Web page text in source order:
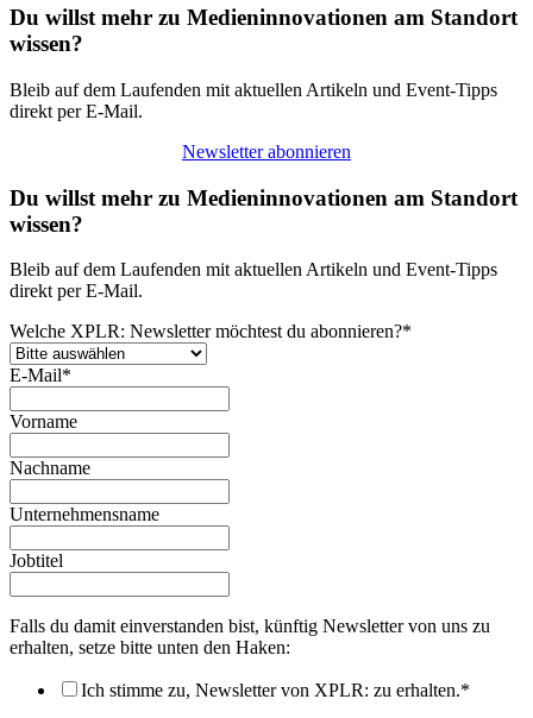
Du willst mehr zu Medieninnovationen am Standort
wissen?
Bleib auf dem Laufenden mit aktuellen Artikeln und Event-Tipps
direkt per E-Mail.
Newsletter abonnieren
Du willst mehr zu Medieninnovationen am Standort
wissen?
Bleib auf dem Laufenden mit aktuellen Artikeln und Event-Tipps
direkt per E-Mail.
Welche XPLR: Newsletter möchtest du abonnieren?*
E-Mail*
Vorname
Nachname
Unternehmensname
Jobtitel
Falls du damit einverstanden bist, künftig Newsletter von uns zu
erhalten, setze bitte unten den Haken:
Ich stimme zu, Newsletter von XPLR: zu erhalten.*